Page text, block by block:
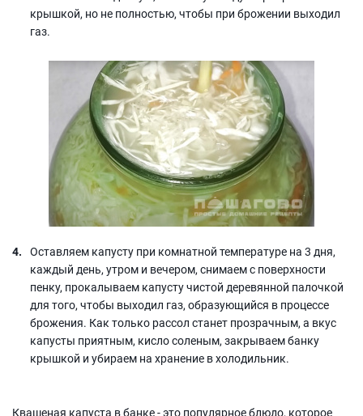
крышкой, но не полностью, чтобы при брожении выходил
газ.
Оставляем капусту при комнатной температуре на 3 дня,
каждый день, утром и вечером, снимаем с поверхности
пенку, прокалываем капусту чистой деревянной палочкой
для того, чтобы выходил газ, образующийся в процессе
брожения. Как только рассол станет прозрачным, а вкус
капусты приятным, кисло соленым, закрываем банку
крышкой и убираем на хранение в холодильник.
Квашеная капуста в банке - это популярное блюдо, которое